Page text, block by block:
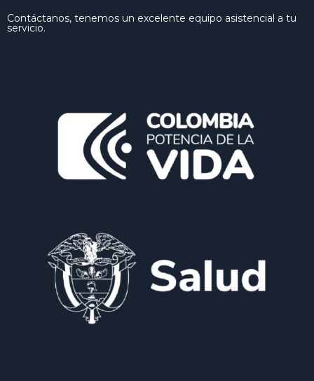
Contáctanos, tenemos un excelente equipo asistencial a tu
servicio.